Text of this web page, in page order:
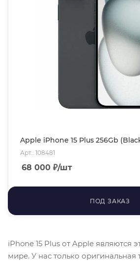
Apple iPhone 15 Plus 256Gb
Арт.: 108481
68 000 ₽/шт
ПОД ЗАКАЗ
iPhone 15 Plus от Apple являются
мире. У нас только оригинальная